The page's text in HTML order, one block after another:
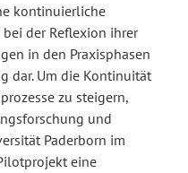
kontinuierliche
der Reflexion ihrer
in den Praxisphasen
dar. Um die Kontinuität
zu steigern,
und
Paderborn im
eine